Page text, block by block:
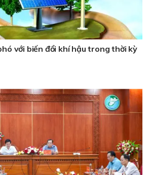
với biến đổi khí hậu trong thời kỳ